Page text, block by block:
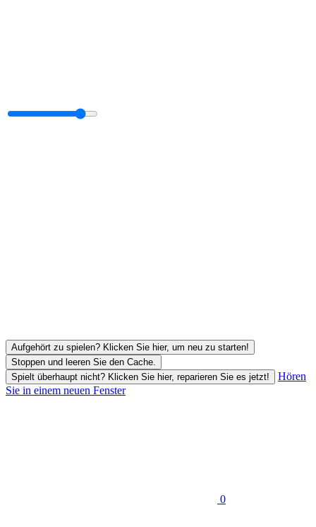
Aufgehört zu spielen? Klicken Sie hier, um neu zu starten!
Stoppen und leeren Sie den Cache.
Spielt überhaupt nicht? Klicken Sie hier, reparieren Sie es jetzt!
Hören
Sie in einem neuen Fenster
0